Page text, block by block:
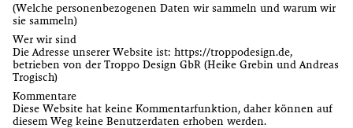
(Welche personenbezogenen Daten wir sammeln und warum wir
sie sammeln)
Wer wir sind
Die Adresse unserer Website ist: https://troppodesign.de,
betrieben von der Troppo Design GbR (Heike Grebin und Andreas
Trogisch)
Kommentare
Diese Website hat keine Kommentarfunktion, daher können auf
diesem Weg keine Benutzerdaten erhoben werden.